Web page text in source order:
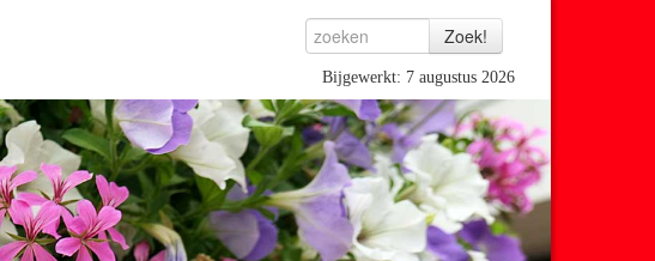
Bijgewerkt: 7 augustus 2026